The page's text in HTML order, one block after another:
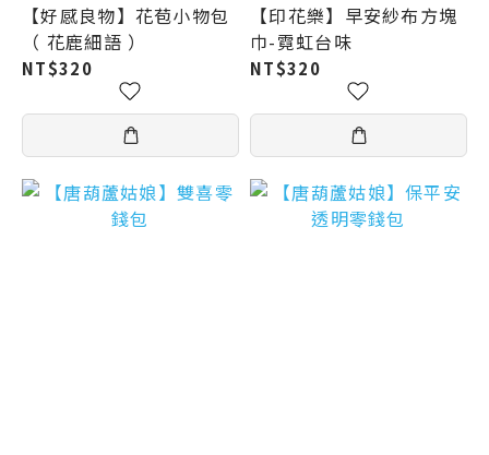
【好感良物】花苞小物包
（ 花鹿細語 ）
NT$320
【印花樂】早安紗布方塊
巾-霓虹台味
NT$320